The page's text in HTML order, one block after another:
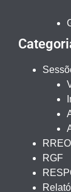
RREO
RGF